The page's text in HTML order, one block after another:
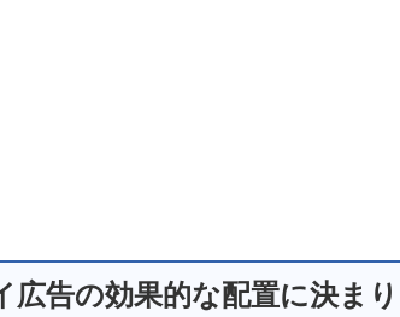
広告の効果的な配置に決ま